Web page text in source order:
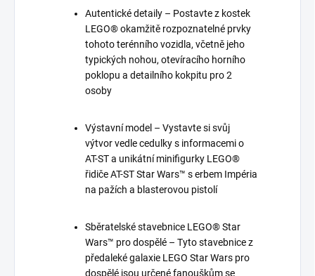
Autentické detaily – Postavte z kostek
LEGO® okamžitě rozpoznatelné prvky
tohoto terénního vozidla, včetně jeho
typických nohou, otevíracího horního
poklopu a detailního kokpitu pro 2
osoby
Výstavní model – Vystavte si svůj
výtvor vedle cedulky s informacemi o
AT-ST a unikátní minifigurky LEGO®
řidiče AT-ST Star Wars™ s erbem Impéria
na pažích a blasterovou pistolí
Sběratelské stavebnice LEGO® Star
Wars™ pro dospělé – Tyto stavebnice z
předaleké galaxie LEGO Star Wars pro
dospělé jsou určené fanouškům se